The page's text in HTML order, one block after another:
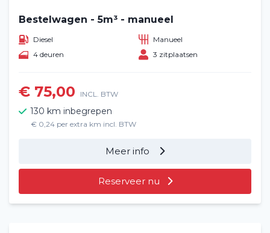
Bestelwagen - 5m³ - manueel
Diesel
Manueel
4 deuren
3 zitplaatsen
€ 75,00 INCL. BTW
130 km inbegrepen
€ 0,24 per extra km incl. BTW
Meer info
Reserveer nu